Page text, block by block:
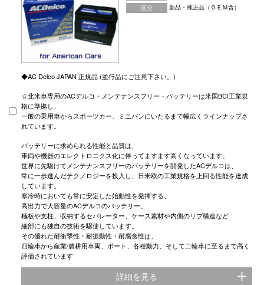
区分
新品・純正品（ＯＥＭ含）
◆AC Delco JAPAN 正規品 (並行品にご注意下さい。)
☆北米車専用のACデルコ・メンテナンスフリー・バッテリーは米国BCI工業規
格に準拠し、
一般の乗用車からスポーツカー、ミニバンにいたるまで幅広くラインナップさ
れています。
バッテリーに求められる性能と品質は、
車両や機器のエレクトロニクス化に伴ってますます高くなっています。
世界に先駆けてメンテナンスフリーのバッテリーを開発したACデルコは、
常に一歩進んだテクノロジーを投入し、日米欧の工業規格を上回る性能を達成
しています。
寒冷時においても常に安定した始動性を発揮する、
高出力で大容量のACデルコのバッテリー。
極板や支柱、収納するセパレーター、ケース素材や内側のリブ構造など
細部にも独自の技術を駆使しています。
その優れた耐衝撃性・耐振動性・耐腐食性は、
四輪車から産業/農耕用車両、ポート、各種動力、そして二輪車に至るまで高く
評価されています
詳細を見る